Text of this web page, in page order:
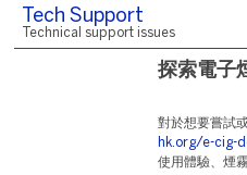
Tech Support
Technical support issues
探索電子
對於想要嘗試
hk.org/e-cig-
使用體驗、煙